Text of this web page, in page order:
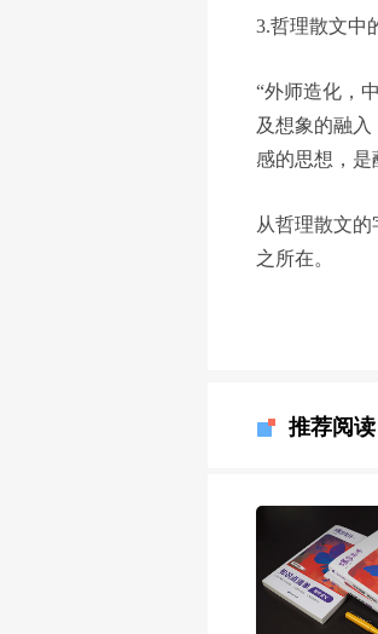
3.哲理散文中
“外师造化，
及想象的融
感的思想，是
从哲理散文
之所在。
推荐阅读